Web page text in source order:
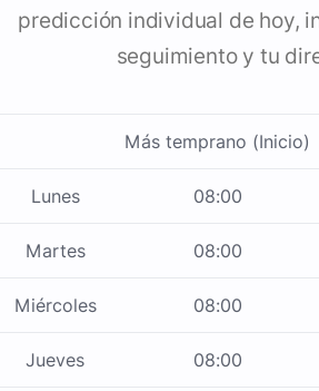
predicción individual de hoy,
seguimiento y tu
Más temprano (Inicio)
Lunes 08:00
Martes 08:00
Miércoles 08:00
Jueves 08:00